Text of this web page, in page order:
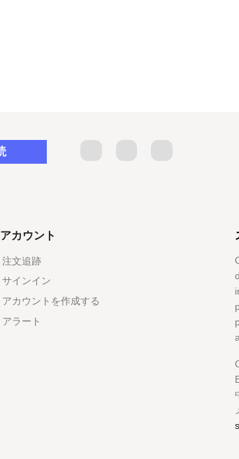
Facebook Twitter YouTube
アカウント
注文追跡
サインイン
アカウントを作成する
アラート